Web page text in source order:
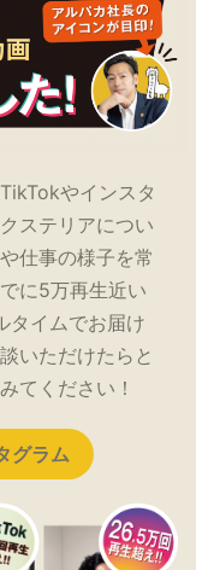
やインスタ
ステリアについ
仕事の様子を常
に5万再生近い
タイムでお届け
いただけたらと
てください！
グラム